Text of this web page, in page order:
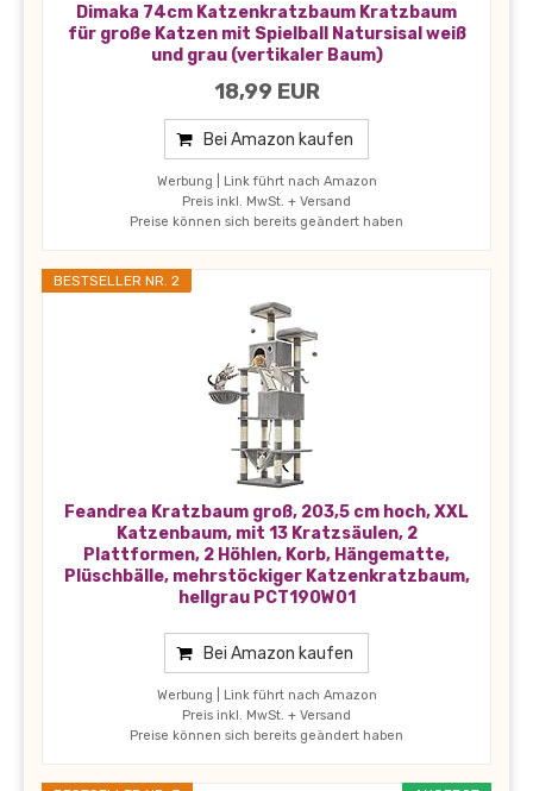
Dimaka 74cm Katzenkratzbaum Kratzbaum
für große Katzen mit Spielball Natursisal weiß
und grau (vertikaler Baum)
18,99 EUR
Bei Amazon kaufen
Werbung | Link führt nach Amazon
Preis inkl. MwSt. + Versand
Preise können sich bereits geändert haben
BESTSELLER NR. 2
Feandrea Kratzbaum groß, 203,5 cm hoch, XXL
Katzenbaum, mit 13 Kratzsäulen, 2
Plattformen, 2 Höhlen, Korb, Hängematte,
Plüschbälle, mehrstöckiger Katzenkratzbaum,
hellgrau PCT190W01
Bei Amazon kaufen
Werbung | Link führt nach Amazon
Preis inkl. MwSt. + Versand
Preise können sich bereits geändert haben